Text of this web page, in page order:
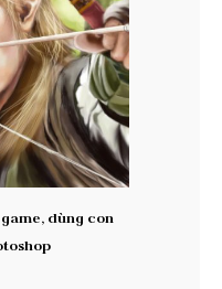
dùng con